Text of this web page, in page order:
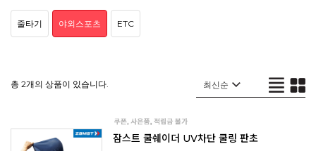
줄타기 야외스포츠 ETC
총 2개의 상품이 있습니다.
잠스트 쿨쉐이더 UV차단 쿨링 판초